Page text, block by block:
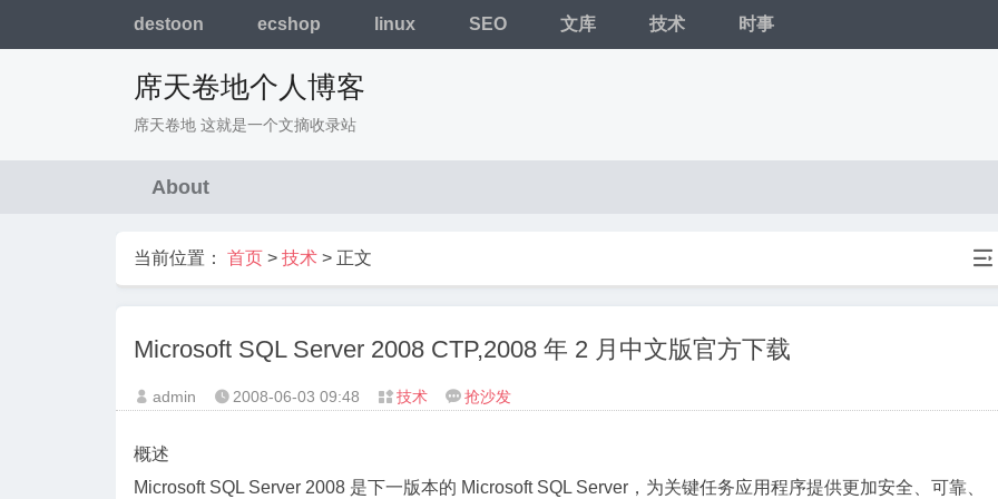
destoon ecshop linux SEO 文库 技术 时事
席天卷地个人博客
席天卷地 这就是一个文摘收录站
About

当前位置： 首页 > 技术 > 正文
Microsoft SQL Server 2008 CTP,2008 年 2 月中文版官方下载
 admin  2008-06-03 09:48  技术  抢沙发
概述
Microsoft SQL Server 2008 是下一版本的 Microsoft SQL Server，为关键任务应用程序提供更加安全、可靠、